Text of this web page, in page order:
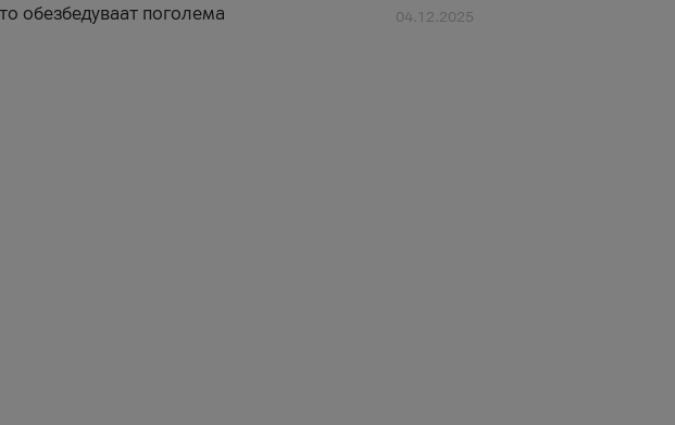
обезбедуваат поголема
04.12.2025